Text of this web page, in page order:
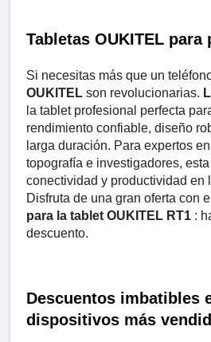
Tabletas OUKITEL
Si necesitas más que un
OUKITEL son revolucionarias.
la tablet profesional perfecta
rendimiento confiable, diseño
larga duración. Para expertos
topografía e investigadores,
conectividad y productividad en
Disfruta de una gran oferta con el
para la tablet OUKITEL RT1 :
descuento.
Descuentos imbatibles
dispositivos más